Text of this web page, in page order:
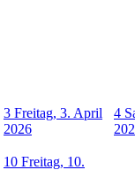
3 Freitag, 3. April
2026
4
10 Freitag, 10.